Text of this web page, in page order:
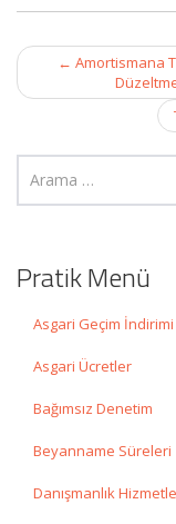
Post
navigation
← Amortismana
Pratik Menü
Asgari Geçim İndirimi
Asgari Ücretler
Bağımsız Denetim
Beyanname Süreleri
Danışmanlık